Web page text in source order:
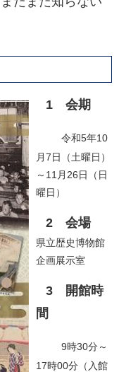
1 会期
令和5年10
月7日（土曜日）
～11月26日（日
曜日）
2 会場
県立歴史博物館
企画展示室
3 開館時
間
9時30分～
17時00分（入館